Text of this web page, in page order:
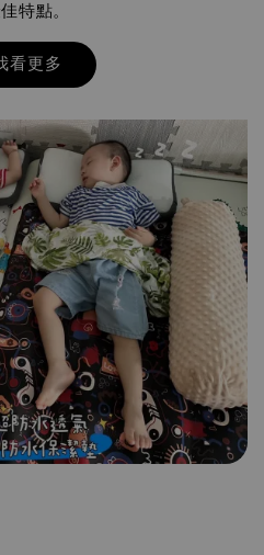
特點。
看更多